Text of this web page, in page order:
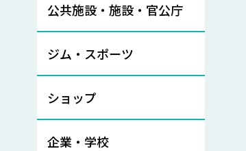
公共施設・施設・官公庁
ジム・スポーツ
ショップ
企業・学校